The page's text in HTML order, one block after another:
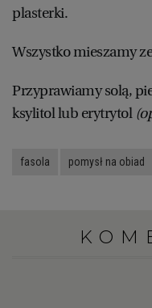
plasterki.
Wszystko mieszamy
Przyprawiamy solą,
ksylitol lub erytrytol
fasola pomysł na obiad